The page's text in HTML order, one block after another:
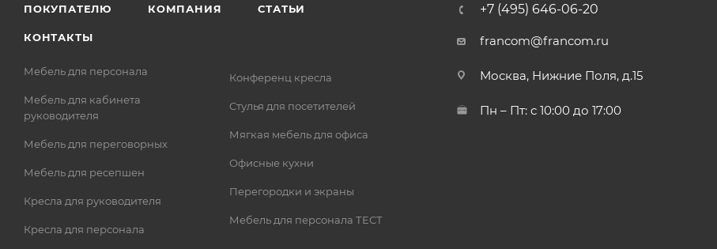
ПОКУПАТЕЛЮ КОМПАНИЯ СТАТЬИ
КОНТАКТЫ
Мебель для персонала
Мебель для кабинета
руководителя
Мебель для переговорных
Мебель для ресепшен
Кресла для руководителя
Кресла для персонала
Конференц кресла
Стулья для посетителей
Мягкая мебель для офиса
Офисные кухни
Перегородки и экраны
Мебель для персонала ТЕСТ
+7 (495) 646-06-20
francom@francom.ru
Москва, Нижние Поля, д.15
Пн – Пт: с 10:00 до 17:00